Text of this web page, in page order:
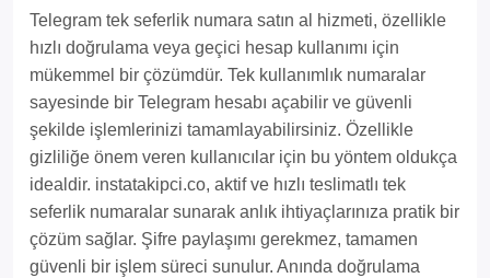
Telegram tek seferlik numara satın al hizmeti, özellikle
hızlı doğrulama veya geçici hesap kullanımı için
mükemmel bir çözümdür. Tek kullanımlık numaralar
sayesinde bir Telegram hesabı açabilir ve güvenli
şekilde işlemlerinizi tamamlayabilirsiniz. Özellikle
gizliliğe önem veren kullanıcılar için bu yöntem oldukça
idealdir. instatakipci.co, aktif ve hızlı teslimatlı tek
seferlik numaralar sunarak anlık ihtiyaçlarınıza pratik bir
çözüm sağlar. Şifre paylaşımı gerekmez, tamamen
güvenli bir işlem süreci sunulur. Anında doğrulama